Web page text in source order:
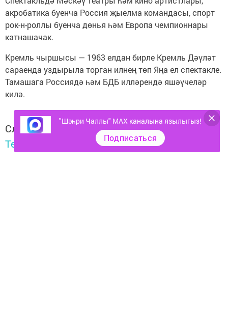
акробатика буенча Россия җыелма командасы, спорт
рок-н-роллы буенча дөнья һәм Европа чемпионнары
катнашачак.
Кремль чыршысы — 1963 елдан бирле Кремль Дәүләт
сараенда уздырыла торган илнең төп Яңа ел спектакле.
Тамашага Россиядә һәм БДБ илләрендә яшәүчеләр
килә.
Следите за самым важным и интересным в
Telegram-канале
Татмедиа
"Шәһри Чаллы" MAX каналына язылыгыз!
Подписаться